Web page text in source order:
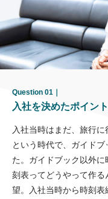
Question 01｜
入社を決めたポイン
入社当時はまだ、旅行
という時代で、ガイド
た。ガイドブック以外
刻表ってどうやって作
望。入社当時から時刻